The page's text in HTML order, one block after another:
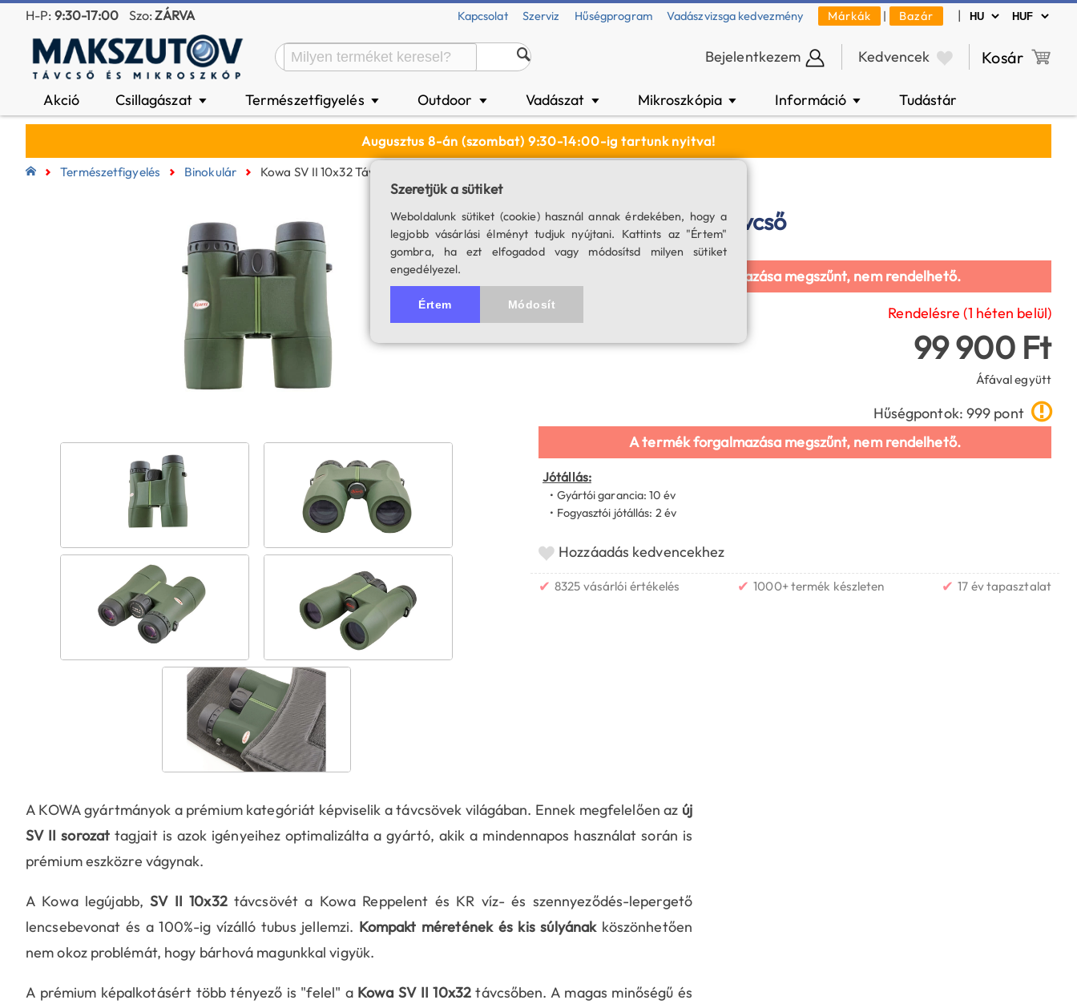
H-P: 9:30-17:00 Szo:ZÁRVA Kapcsolat Szerviz Hűségprogram Vadászvizsga kedvezmény Márkák | Bazár |
Bejelentkezem Kedvencek Kosár
Akció Csillagászat ▼ Természetfigyelés ▼ Outdoor ▼ Vadászat ▼ Mikroszkópia ▼ Információ ▼ Tudástár
Augusztus 8-án (szombat) 9:30-14:00-ig tartunk nyitva!
Természetfigyelés Binokulár Kowa SV II 10x32 Távcső
Kowa SV II 10x32 távcső
SKU: 04122
A termék forgalmazása megszűnt, nem rendelhető.
Rendelésre (1 héten belül)
99 900 Ft
Áfával együtt
Hűségpontok: 999 pont
A termék forgalmazása megszűnt, nem rendelhető.
Jótállás:
• Gyártói garancia: 10 év
• Fogyasztói jótállás: 2 év
Hozzáadás kedvencekhez
✔ 8325 vásárlói értékelés ✔ 1000+ termék készleten ✔ 17 év tapasztalat
A KOWA gyártmányok a prémium kategóriát képviselik a távcsövek világában. Ennek megfelelően az új
SV II sorozat tagjait is azok igényeihez optimalizálta a gyártó, akik a mindennapos használat során is
prémium eszközre vágynak.
A Kowa legújabb,SV II 10x32távcsövét a Kowa Reppelent és KR víz- és szennyeződés-lepergető
lencsebevonat és a 100%-ig vízálló tubus jellemzi. Kompakt méretének és kis súlyánakköszönhetően
nem okoz problémát, hogy bárhová magunkkal vigyük.
A prémium képalkotásért több tényező is "felel" a Kowa SV II 10x32távcsőben. A magas minőségű és
Szeretjük a sütiket
Weboldalunk sütiket (cookie) használ annak érdekében, hogy a
legjobb vásárlási élményt tudjuk nyújtani. Kattints az "Értem"
gombra, ha ezt elfogadod vagy módosítsd milyen sütiket
engedélyezel.
Értem Módosít